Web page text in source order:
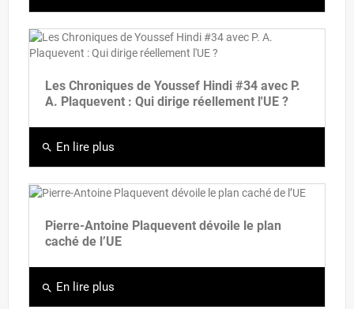
Les Chroniques de Youssef Hindi #34 avec P.
A. Plaquevent : Qui dirige réellement l'UE ?
search En lire plus
Pierre-Antoine Plaquevent dévoile le plan
caché de l’UE
search En lire plus